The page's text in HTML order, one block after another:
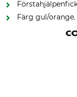
Färg gul/orange.